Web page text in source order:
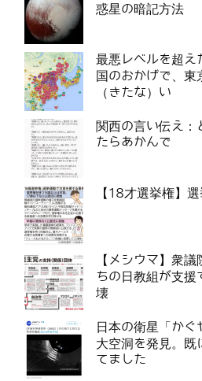
惑星の暗記方法
最悪レベルを超
国のおかげで、東
（きたな）い
関西の言い伝え：
たらあかんで
【18才選挙権】
【メシウマ】衆
ちの日教組が支援
壊
日本の衛星「か
大空洞を発見。既
てました